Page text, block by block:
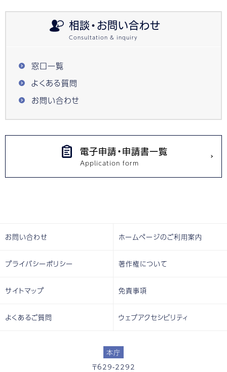
相談・お問い合わせ
窓口一覧
よくある質問
お問い合わせ
電子申請・申請書一覧
本庁
〒629-2292
お問い合わせ ホームページのご利用案内
プライバシーポリシー 著作権について
サイトマップ 免責事項
よくあるご質問 ウェブアクセシビリティ